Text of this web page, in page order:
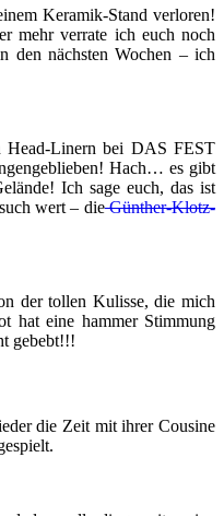
Keramik-Stand verloren!
mehr verrate ich euch noch
den nächsten Wochen – ich
Linern bei DAS FEST
Hach… es gibt
Ich sage euch, das ist
wert – dieGünther-Klotz-
der tollen Kulisse, die mich
hat eine hammer Stimmung
gebebt!!!
die Zeit mit ihrer Cousine